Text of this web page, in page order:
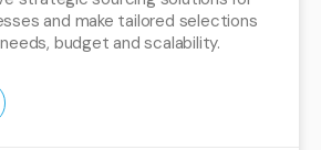
and make tailored selections
budget and scalability.